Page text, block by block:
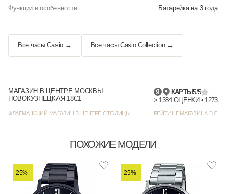
Функции и особенности Батарейка на 3 года
Все часы Casio → Все часы Casio Collection →
МАГАЗИН В ЦЕНТРЕ МОСКВЫ
НОВОКУЗНЕЦКАЯ 18С1
ФЛАГМАНСКИЙ МАГАЗИН В ЦЕНТРЕ СТОЛИЦЫ
КАРТЫ5/5
РЕЙТИНГ МАГАЗИНА В
ПОХОЖИЕ МОДЕЛИ
25% 25%